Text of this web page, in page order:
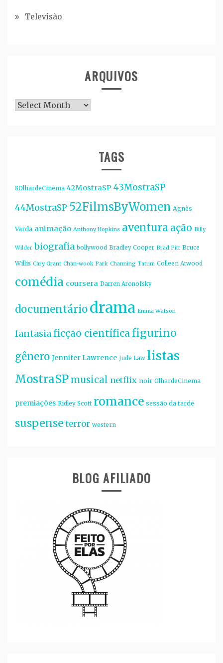
Televisão
ARQUIVOS
Arquivos
TAGS
8OlhardeCinema 42MostraSP 43MostraSP
44MostraSP 52FilmsByWomen Agnès
Varda animação Anthony Hopkins aventura ação Billy
Wilder biografia bollywood Bradley Cooper Brad Pitt Bruce
Willis Cary Grant Chan-wook Park Channing Tatum Colleen Atwood
comédia coursera Darren Aronofsky
documentáriodrama Emma Watson
fantasiaficção científicafigurino
gênero Jennifer Lawrence Jude Law listas
MostraSP musical netflix noir OlhardeCinema
premiações Ridley Scott romance sessão da tarde
suspense terror western
BLOG AFILIADO